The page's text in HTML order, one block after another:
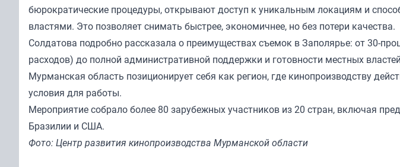
бюрократические процедуры, открывают доступ к уникальным локациям и
властями. Это позволяет снимать быстрее, экономичнее, но без потери качества.
Солдатова подробно рассказала о преимуществах съемок в Заполярье: от 30-
расходов) до полной административной поддержки и готовности местных
Мурманская область позиционирует себя как регион, где кинопроизводству
условия для работы.
Мероприятие собрало более 80 зарубежных участников из 20 стран, включая
Бразилии и США.
Фото: Центр развития кинопроизводства Мурманской области